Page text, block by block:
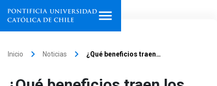
Inicio keyboard_arrow_right Noticias keyboard_arrow_right ¿Qué beneficios traen…